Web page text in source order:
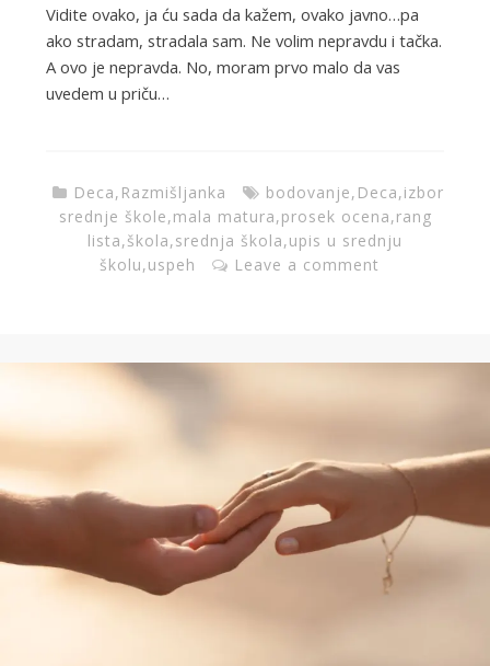
Vidite ovako, ja ću sada da kažem, ovako javno…pa
ako stradam, stradala sam. Ne volim nepravdu i tačka.
A ovo je nepravda. No, moram prvo malo da vas
uvedem u priču…
Deca, Razmišljanka bodovanje, Deca,izbor
srednje škole,mala matura,prosek ocena,rang
lista,škola,srednja škola,upis u srednju
školu,uspeh Leave a comment